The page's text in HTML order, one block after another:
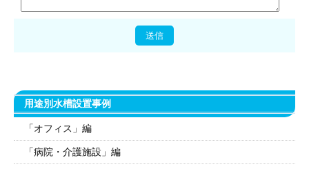
用途別水槽設置事例
「オフィス」編
「病院・介護施設」編